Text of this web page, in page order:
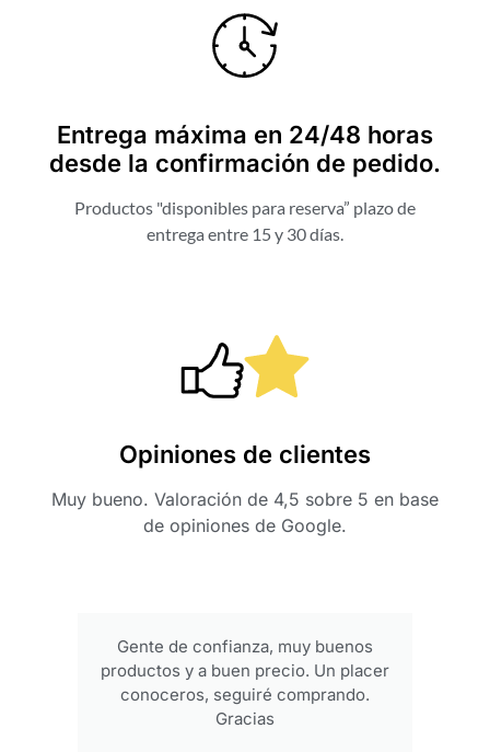
Entrega máxima en 24/48 horas
desde la confirmación de pedido.
Productos "disponibles para reserva” plazo de
entrega entre 15 y 30 días.
Opiniones de clientes
Muy bueno. Valoración de 4,5 sobre 5 en base
de opiniones de Google.
Gente de confianza, muy buenos
productos y a buen precio. Un placer
conoceros, seguiré comprando.
Gracias